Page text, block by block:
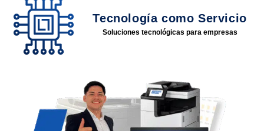
Tecnología como Servicio
Soluciones tecnológicas para empresas